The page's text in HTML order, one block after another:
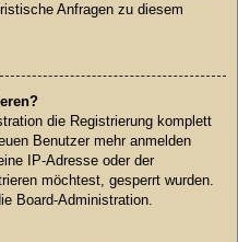
Anfragen zu diesem
die Registrierung komplett
Benutzer mehr anmelden
IP-Adresse oder der
möchtest, gesperrt wurden.
Board-Administration.